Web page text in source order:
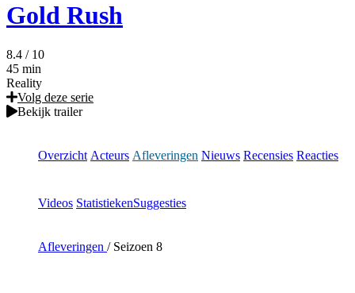
Gold Rush
8.4 / 10
45 min
Reality
Volg deze serie
Bekijk trailer
Overzicht Acteurs Afleveringen Nieuws Recensies Reacties
Videos StatistiekenSuggesties
Afleveringen /Seizoen 8